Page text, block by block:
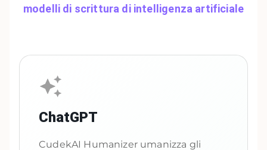
modelli di scrittura di intelligenza artificiale
ChatGPT
CudekAI Humanizer umanizza gli